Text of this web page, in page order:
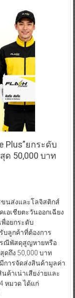
Plus”ยกระดับ
ด 50,000 บาท
ขนส่งและโลจิสติกส์
อเชียตะวันออกเฉียง
พื่อยกระดับ
ลูกค้าที่ต้องการ
รณีพัสดุสูญหายหรือ
ดถึง 50,000 บาท
การจัดส่งสินค้ามูลค่า
ค้าเน่าเสียง่ายและ
หมวด ได้แก่